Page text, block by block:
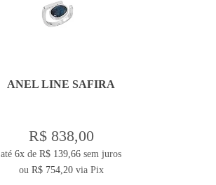
ANEL LINE SAFIRA
R$ 838,00
até6x deR$ 139,66 sem juros
ou R$ 754,20via Pix